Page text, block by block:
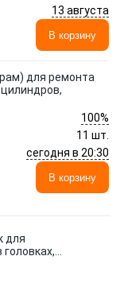
13 августа
В корзину
для ремонта
100%
11 шт.
сегодня в 20:30
В корзину
для